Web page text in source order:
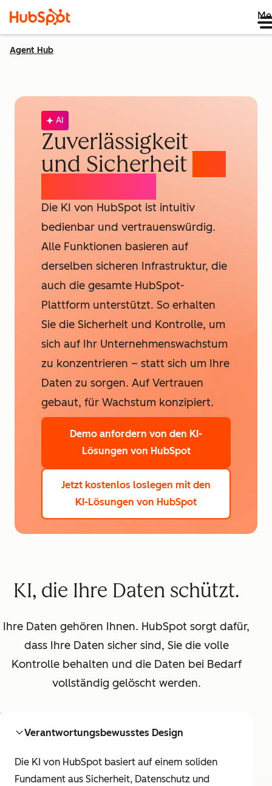
Agent Hub
AI
Zuverlässigkeit
und Sicherheit
Die KI von HubSpot ist intuitiv
bedienbar und vertrauenswürdig.
Alle Funktionen basieren auf
derselben sicheren Infrastruktur, die
auch die gesamte HubSpot-
Plattform unterstützt. So erhalten
Sie die Sicherheit und Kontrolle, um
sich auf Ihr Unternehmenswachstum
zu konzentrieren – statt sich um Ihre
Daten zu sorgen. Auf Vertrauen
gebaut, für Wachstum konzipiert.
Demo anfordern von den KI-
Lösungen von HubSpot
Jetzt kostenlos loslegen mit den
KI-Lösungen von HubSpot
KI, die Ihre Daten schützt.
Ihre Daten gehören Ihnen. HubSpot sorgt dafür,
dass Ihre Daten sicher sind, Sie die volle
Kontrolle behalten und die Daten bei Bedarf
vollständig gelöscht werden.
Verantwortungsbewusstes Design
Die KI von HubSpot basiert auf einem soliden
Fundament aus Sicherheit, Datenschutz und